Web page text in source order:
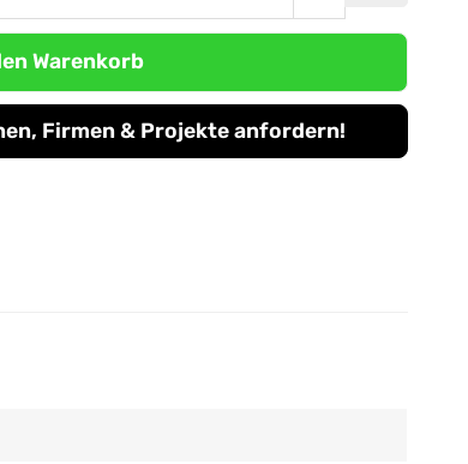
Warenkorb
Firmen & Projekte anfordern!